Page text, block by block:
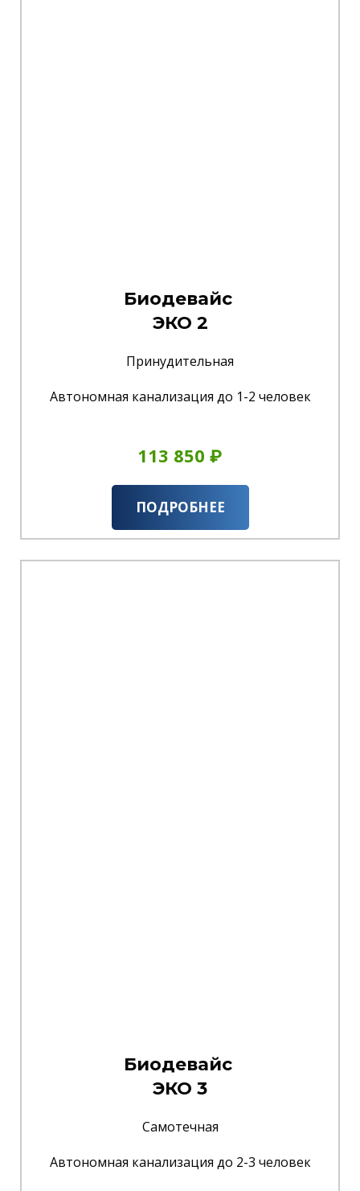
Биодевайс
ЭКО 2
Принудительная
Автономная канализация до 1-2 человек
113 850 ₽
ПОДРОБНЕЕ
Биодевайс
ЭКО 3
Самотечная
Автономная канализация до 2-3 человек